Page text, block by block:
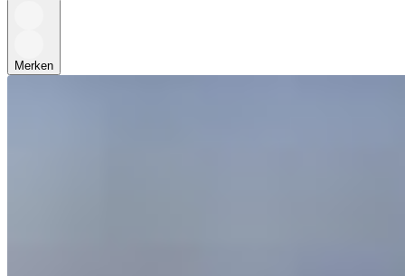
Merken